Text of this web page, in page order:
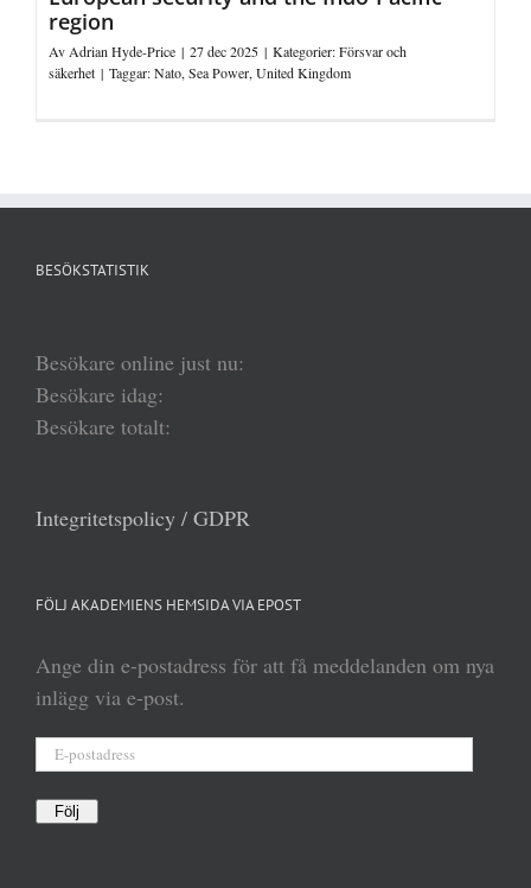
region
AvAdrian Hyde-Price | 27 dec 2025 | Kategorier:Försvar och
säkerhet | Taggar:Nato,Sea Power,United Kingdom
BESÖKSTATISTIK
Besökare online just nu:
Besökare idag:
Besökare totalt:
Integritetspolicy / GDPR
FÖLJ AKADEMIENS HEMSIDA VIA EPOST
Ange din e-postadress för att få meddelanden om nya
inlägg via e-post.
postadress
Följ